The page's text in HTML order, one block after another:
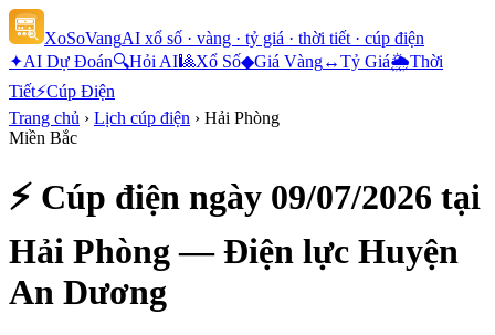
XoSoVangAI xổ số · vàng · tỷ giá · thời tiết · cúp điện
✦AI Dự Đoán🔍Hỏi AI🎱Xổ Số◆Giá Vàng↔Tỷ Giá🌦Thời
Tiết⚡Cúp Điện
Trang chủ › Lịch cúp điện › Hải Phòng
Miền Bắc
⚡ Cúp điện ngày 09/07/2026 tại
Hải Phòng — Điện lực Huyện
An Dương